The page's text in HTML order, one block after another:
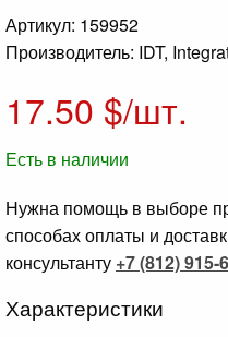
Артикул: 159952
Производитель: IDT,
17.50 $/шт.
Есть в наличии
Нужна помощь в выборе
способах оплаты и
консультанту +7 (812) 915-
Характеристики